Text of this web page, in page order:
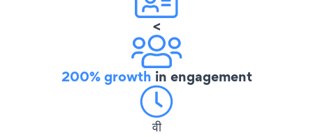
<
200% growth in engagement
वी